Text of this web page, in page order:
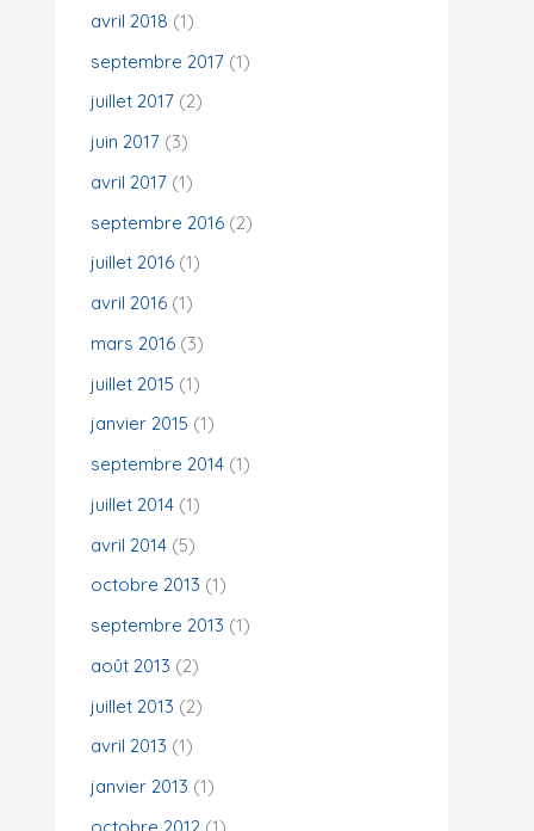
avril 2018 (1)
septembre 2017 (1)
juillet 2017 (2)
juin 2017 (3)
avril 2017 (1)
septembre 2016 (2)
juillet 2016 (1)
avril 2016 (1)
mars 2016 (3)
juillet 2015 (1)
janvier 2015 (1)
septembre 2014 (1)
juillet 2014 (1)
avril 2014 (5)
octobre 2013 (1)
septembre 2013 (1)
août 2013 (2)
juillet 2013 (2)
avril 2013 (1)
janvier 2013 (1)